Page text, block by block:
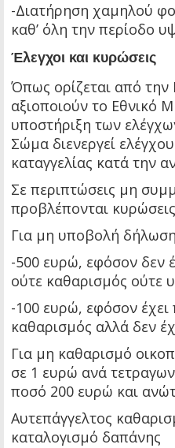
-Διατήρηση χαμηλού
καθ’ όλη την περίοδο
Έλεγχοι και κυρώσεις
Όπως ορίζεται από την
αξιοποιούν το Εθνικό
υποστήριξη των
Σώμα διενεργεί
καταγγελίας κατά την
Σε περιπτώσεις μη
προβλέπονται
Για μη υποβολή
-500 ευρώ, εφόσον δεν
ούτε καθαρισμός ούτε
-100 ευρώ, εφόσον έχει
καθαρισμός αλλά δεν
Για μη καθαρισμό
σε 1 ευρώ ανά
ποσό 200 ευρώ και
Αυτεπάγγελτος
καταλογισμό δαπάνης